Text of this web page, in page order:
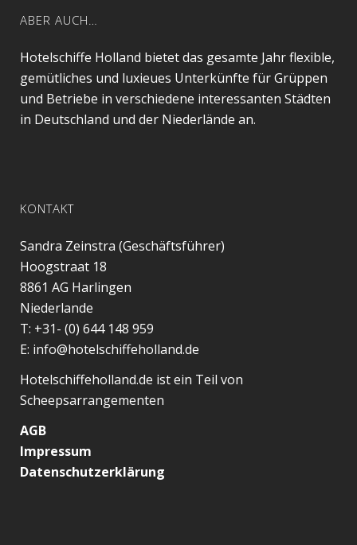
ABER AUCH…
Hotelschiffe Holland bietet das gesamte Jahr flexible,
gemütliches und luxieues Unterkünfte für Grüppen
und Betriebe in verschiedene interessanten Städten
in Deutschland und der Niederlände an.
KONTAKT
Sandra Zeinstra (Geschäftsführer)
Hoogstraat 18
8861 AG Harlingen
Niederlande
T: +31- (0) 644 148 959
E: info@hotelschiffeholland.de
Hotelschiffeholland.de ist ein Teil von
Scheepsarrangementen
AGB
Impressum
Datenschutzerklärung